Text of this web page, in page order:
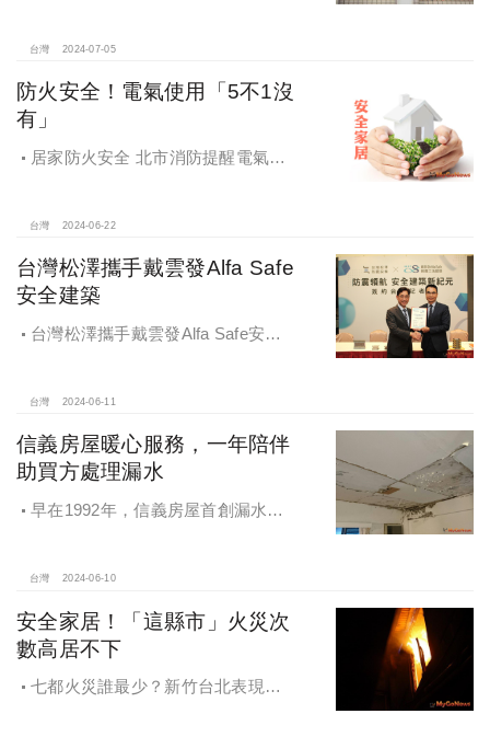
台灣 2024-07-05
防火安全！電氣使用「5不1沒
有」
居家防火安全 北市消防提醒電氣使
台灣 2024-06-22
台灣松澤攜手戴雲發Alfa Safe
安全建築
台灣松澤攜手戴雲發Alfa Safe安全
台灣 2024-06-11
信義房屋暖心服務，一年陪伴
助買方處理漏水
早在1992年，信義房屋首創漏水保
台灣 2024-06-10
安全家居！「這縣市」火災次
數高居不下
七都火災誰最少？新竹台北表現